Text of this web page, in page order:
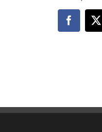
Facebook
X